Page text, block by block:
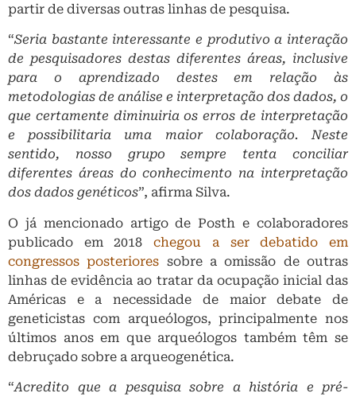
partir de diversas outras linhas de pesquisa.
“Seria bastante interessante e produtivo a interação
de pesquisadores destas diferentes áreas, inclusive
para o aprendizado destes em relação às
metodologias de análise e interpretação dos dados, o
que certamente diminuiria os erros de interpretação
e possibilitaria uma maior colaboração. Neste
sentido, nosso grupo sempre tenta conciliar
diferentes áreas do conhecimento na interpretação
dos dados genéticos”, afirma Silva.
O já mencionado artigo de Posth e colaboradores
publicado em 2018chegou a ser debatido em
congressos posteriores sobre a omissão de outras
linhas de evidência ao tratar da ocupação inicial das
Américas e a necessidade de maior debate de
geneticistas com arqueólogos, principalmente nos
últimos anos em que arqueólogos também têm se
debruçado sobre a arqueogenética.
“Acredito que a pesquisa sobre a história e pré-